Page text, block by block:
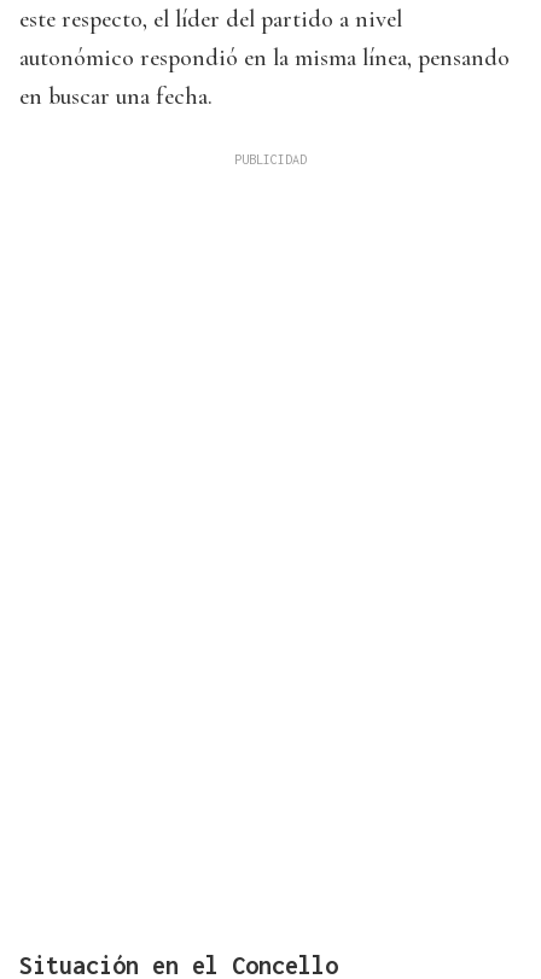
este respecto, el líder del partido a nivel
autonómico respondió en la misma línea, pensando
en buscar una fecha.
Situación en el Concello